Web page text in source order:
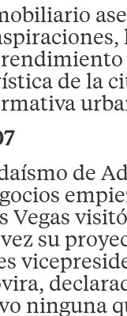
de la
de
Vegas
su
ninguna